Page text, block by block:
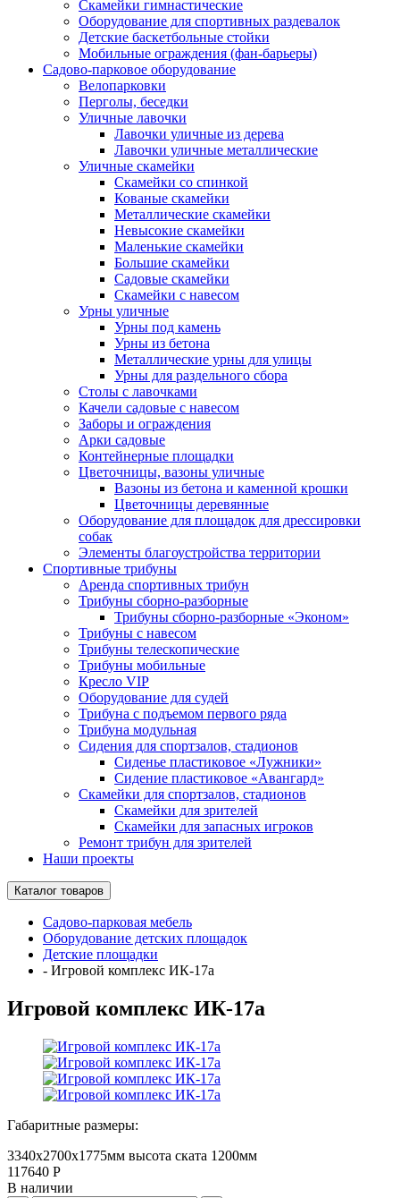
Скамейки гимнастические
Оборудование для спортивных раздевалок
Детские баскетбольные стойки
Мобильные ограждения (фан-барьеры)
Садово-парковое оборудование
Велопарковки
Перголы, беседки
Уличные лавочки
Лавочки уличные из дерева
Лавочки уличные металлические
Уличные скамейки
Скамейки со спинкой
Кованые скамейки
Металлические скамейки
Невысокие скамейки
Маленькие скамейки
Большие скамейки
Садовые скамейки
Скамейки с навесом
Урны уличные
Урны под камень
Урны из бетона
Металлические урны для улицы
Урны для раздельного сбора
Столы с лавочками
Качели садовые с навесом
Заборы и ограждения
Арки садовые
Контейнерные площадки
Цветочницы, вазоны уличные
Вазоны из бетона и каменной крошки
Цветочницы деревянные
Оборудование для площадок для дрессировки
собак
Элементы благоустройства территории
Спортивные трибуны
Аренда спортивных трибун
Трибуны сборно-разборные
Трибуны сборно-разборные «Эконом»
Трибуны с навесом
Трибуны телескопические
Трибуны мобильные
Кресло VIP
Оборудование для судей
Трибуна с подъемом первого ряда
Трибуна модульная
Сидения для спортзалов, стадионов
Сиденье пластиковое «Лужники»
Сидение пластиковое «Авангард»
Скамейки для спортзалов, стадионов
Скамейки для зрителей
Скамейки для запасных игроков
Ремонт трибун для зрителей
Наши проекты
Каталог товаров
Садово-парковая мебель
Оборудование детских площадок
Детские площадки
- Игровой комплекс ИК-17а
Игровой комплекс ИК-17а
Габаритные размеры:
3340х2700х1775мм высота ската 1200мм
117640 Р
В наличии